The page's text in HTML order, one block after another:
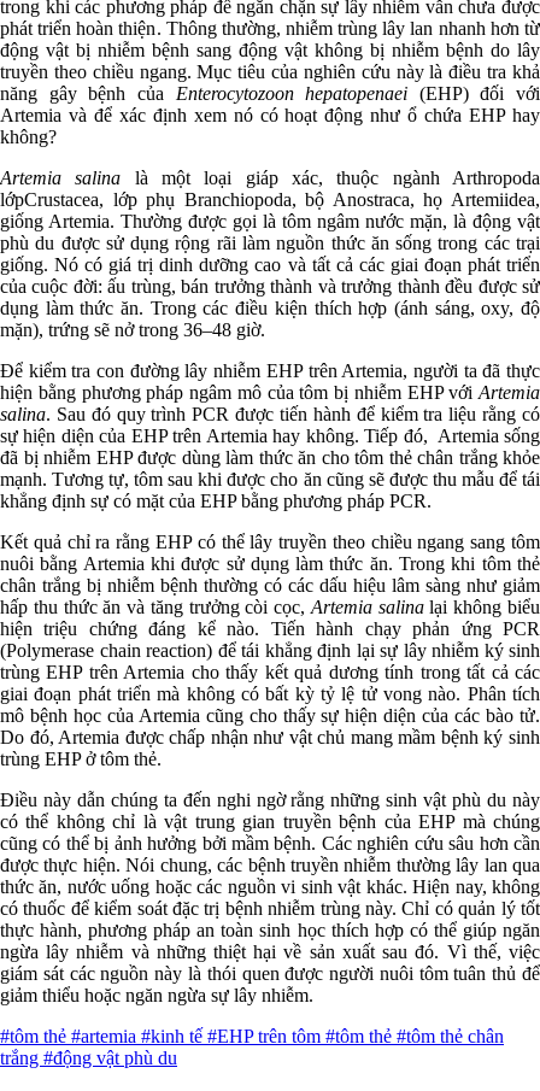
trong khi các phương pháp để ngăn chặn sự lây nhiễm vẫn chưa được
phát triển hoàn thiện. Thông thường, nhiễm trùng lây lan nhanh hơn từ
động vật bị nhiễm bệnh sang động vật không bị nhiễm bệnh do lây
truyền theo chiều ngang. Mục tiêu của nghiên cứu này là điều tra khả
năng gây bệnh của Enterocytozoon hepatopenaei (EHP) đối với
Artemia và để xác định xem nó có hoạt động như ổ chứa EHP hay
không?
Artemiasalina là một loại giáp xác, thuộc ngành Arthropoda
lớpCrustacea, lớp phụ Branchiopoda, bộ Anostraca, họ Artemiidea,
giống Artemia. Thường được gọi là tôm ngâm nước mặn, là động vật
phù du được sử dụng rộng rãi làm nguồn thức ăn sống trong các trại
giống. Nó có giá trị dinh dưỡng cao và tất cả các giai đoạn phát triển
của cuộc đời: ấu trùng, bán trưởng thành và trưởng thành đều được sử
dụng làm thức ăn. Trong các điều kiện thích hợp (ánh sáng, oxy, độ
mặn), trứng sẽ nở trong 36–48 giờ.
Để kiểm tra con đường lây nhiễm EHP trên Artemia, người ta đã thực
hiện bằng phương pháp ngâm mô của tôm bị nhiễm EHP với Artemia
salina. Sau đó quy trình PCR được tiến hành để kiểm tra liệu rằng có
sự hiện diện của EHP trên Artemia hay không. Tiếp đó, Artemia sống
đã bị nhiễm EHP được dùng làm thức ăn cho tôm thẻ chân trắng khỏe
mạnh. Tương tự, tôm sau khi được cho ăn cũng sẽ được thu mẫu để tái
khẳng định sự có mặt của EHP bằng phương pháp PCR.
Kết quả chỉ ra rằng EHP có thể lây truyền theo chiều ngang sang tôm
nuôi bằng Artemia khi được sử dụng làm thức ăn. Trong khi tôm thẻ
chân trắng bị nhiễm bệnh thường có các dấu hiệu lâm sàng như giảm
hấp thu thức ăn và tăng trưởng còi cọc, Artemia salinalại không biểu
hiện triệu chứng đáng kể nào. Tiến hành chạy phản ứng PCR
(Polymerase chain reaction) để tái khẳng định lại sự lây nhiễm ký sinh
trùng EHP trên Artemia cho thấy kết quả dương tính trong tất cả các
giai đoạn phát triển mà không có bất kỳ tỷ lệ tử vong nào. Phân tích
mô bệnh học của Artemia cũng cho thấy sự hiện diện của các bào tử.
Do đó, Artemia được chấp nhận như vật chủ mang mầm bệnh ký sinh
trùng EHP ở tôm thẻ.
Điều này dẫn chúng ta đến nghi ngờ rằng những sinh vật phù du này
có thể không chỉ là vật trung gian truyền bệnh của EHP mà chúng
cũng có thể bị ảnh hưởng bởi mầm bệnh. Các nghiên cứu sâu hơn cần
được thực hiện. Nói chung, các bệnh truyền nhiễm thường lây lan qua
thức ăn, nước uống hoặc các nguồn vi sinh vật khác. Hiện nay, không
có thuốc để kiểm soát đặc trị bệnh nhiễm trùng này. Chỉ có quản lý tốt
thực hành, phương pháp an toàn sinh học thích hợp có thể giúp ngăn
ngừa lây nhiễm và những thiệt hại về sản xuất sau đó. Vì thế, việc
giám sát các nguồn này là thói quen được người nuôi tôm tuân thủ để
giảm thiểu hoặc ngăn ngừa sự lây nhiễm.
#tôm thẻ #artemia #kinh tế #EHP trên tôm #tôm thẻ #tôm thẻ chân
trắng #động vật phù du